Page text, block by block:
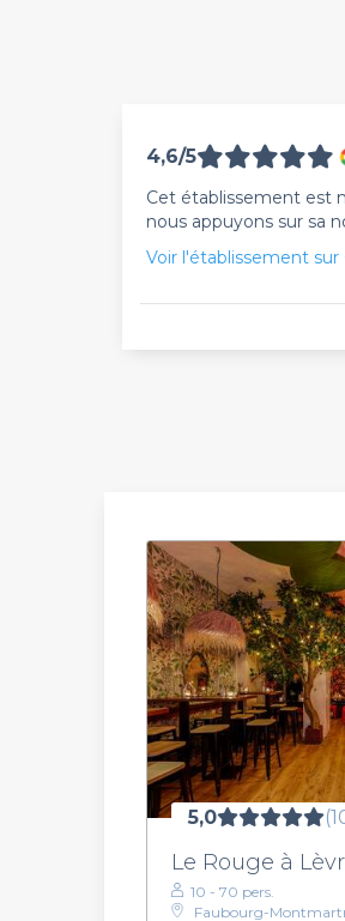
4,6/5
Cet établissement est
nous appuyons sur sa
Voir l'établissement sur
5,0
Le Rouge à
10 - 70 pers.
Faubourg-